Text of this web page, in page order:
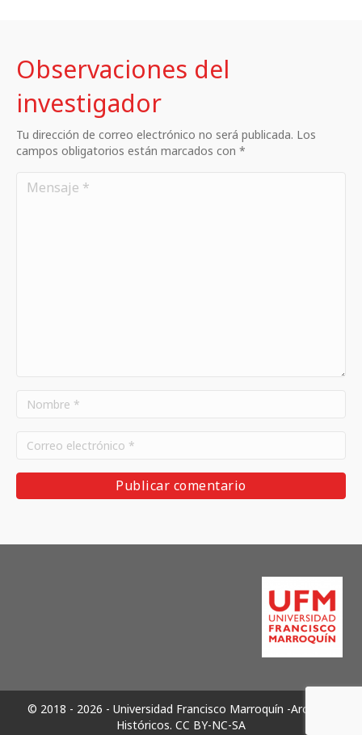
Observaciones del
investigador
Tu dirección de correo electrónico no será publicada. Los
campos obligatorios están marcados con *
© 2018 - 2026 - Universidad Francisco Marroquín -Archivos
Históricos. CC BY-NC-SA